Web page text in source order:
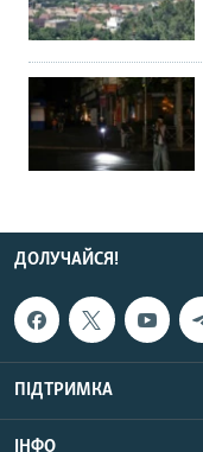
ДОЛУЧАЙСЯ!
ПІДТРИМКА
ІНФО